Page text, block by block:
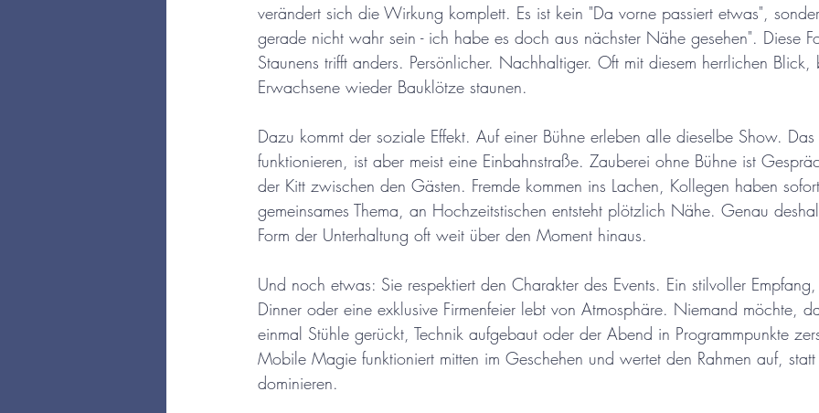
verändert sich die Wirkung komplett. Es ist kein "Da vorne passiert etwas",
gerade nicht wahr sein - ich habe es doch aus nächster Nähe gesehen". Diese
Staunens trifft anders. Persönlicher. Nachhaltiger. Oft mit diesem herrlichen Blick,
Erwachsene wieder Bauklötze staunen.
Dazu kommt der soziale Effekt. Auf einer Bühne erleben alle dieselbe Show.
funktionieren, ist aber meist eine Einbahnstraße. Zauberei ohne Bühne ist
der Kitt zwischen den Gästen. Fremde kommen ins Lachen, Kollegen haben
gemeinsames Thema, an Hochzeitstischen entsteht plötzlich Nähe. Genau
Form der Unterhaltung oft weit über den Moment hinaus.
Und noch etwas: Sie respektiert den Charakter des Events. Ein stilvoller
Dinner oder eine exklusive Firmenfeier lebt von Atmosphäre. Niemand möchte,
einmal Stühle gerückt, Technik aufgebaut oder der Abend in Programmpunkte
Mobile Magie funktioniert mitten im Geschehen und wertet den Rahmen auf,
dominieren.